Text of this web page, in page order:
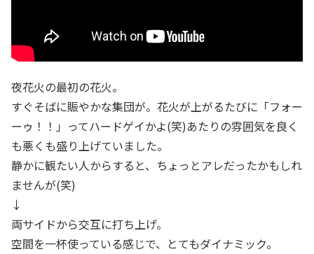
夜花火の最初の花火。
すぐそばに賑やかな集団が。花火が上がるたびに「フォー
ーゥ！！」ってハードゲイかよ(笑)あたりの雰囲気を良く
も悪くも盛り上げていました。
静かに観たい人からすると、ちょっとアレだったかもしれ
ませんが(笑)
↓
両サイドから交互に打ち上げ。
空間を一杯使っている感じで、とてもダイナミック。